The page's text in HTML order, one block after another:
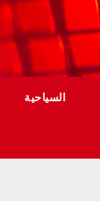
السياحية